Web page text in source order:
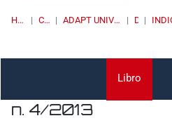
HOME CORSI ADAPT UNIVERSITY PRESS DRI
Libro
n. 4/2013